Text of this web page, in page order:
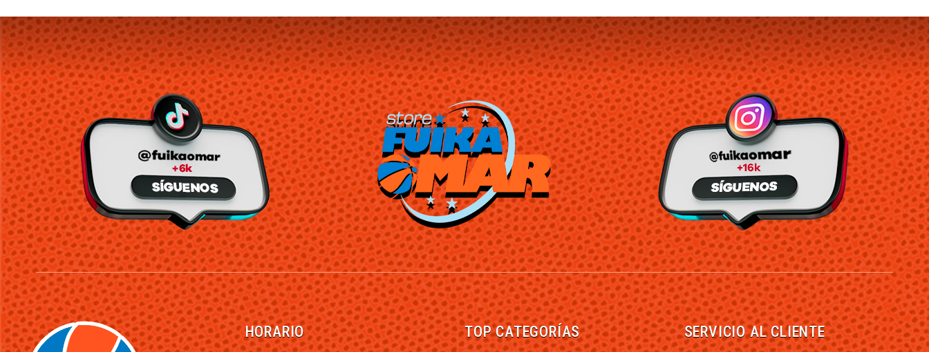
HORARIO TOP CATEGORÍAS SERVICIO AL CLIENTE